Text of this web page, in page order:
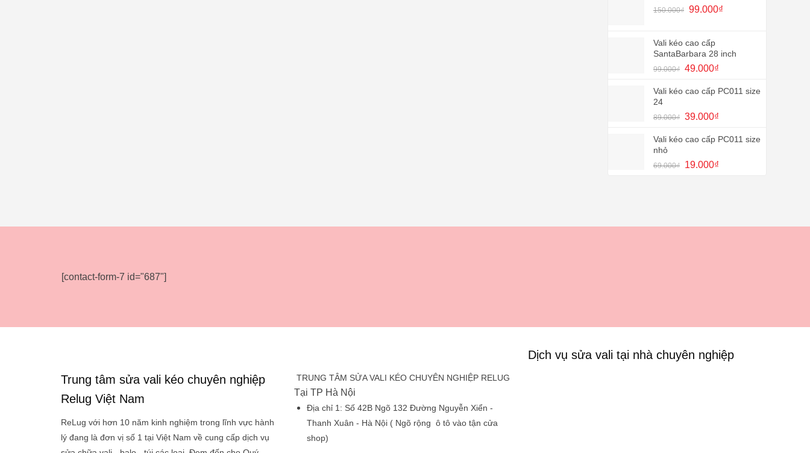
150.000₫ Giá
150.000₫.
99.000₫Giá
99.000₫.
Vali kéo cao cấp
SantaBarbara 28 inch
99.000₫ Giá
là:
49.000₫Giá
tại
49.000₫.
Vali kéo cao cấp PC011 size
24
89.000₫
Giá
là:
39.000₫Giá
tại
39.000₫.
Vali kéo cao cấp PC011 size
nhỏ
69.000₫
Giá
19.000₫Giá
[contact-form-7 id="687"]
Trung tâm sửa vali kéo chuyên nghiệp
Relug Việt Nam
ReLug với hơn 10 năm kinh nghiệm trong lĩnh vực hành
lý đang là đơn vị số 1 tại Việt Nam về cung cấp dịch vụ
TRUNG TÂM SỬA VALI KÉO CHUYÊN NGHIỆP RELUG
Tại TP Hà Nội
Địa chỉ 1: Số 42B Ngõ 132 Đường Nguyễn Xiển -
Thanh Xuân - Hà Nội ( Ngõ rộng ô tô vào tận cửa
shop)
Dịch vụ sửa vali tại nhà chuyên nghiệp